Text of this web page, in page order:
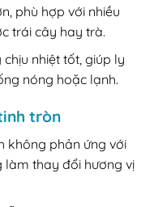
phù hợp với nhiều
trái cây hay trà.
nhiệt tốt, giúp ly
nóng hoặc lạnh.
tròn
không phản ứng với
thay đổi hương vị